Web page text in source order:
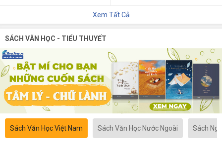
Xem Tất Cả
SÁCH VĂN HỌC - TIỂU THUYẾT
Sách Văn Học Việt Nam Sách Văn Học Nước Ngoài Sách